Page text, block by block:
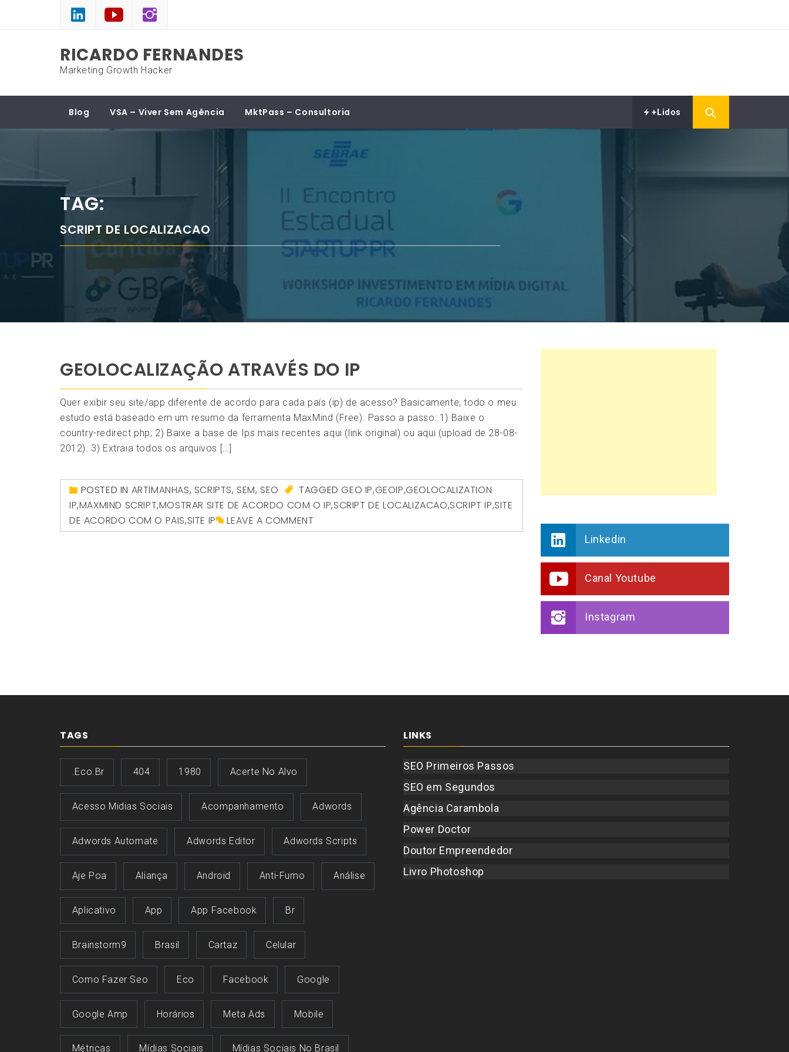
RICARDO FERNANDES
Marketing Growth Hacker
Blog VSA – Viver Sem Agência MktPass – Consultoria +Lidos
TAG:
SCRIPT DE LOCALIZACAO
GEOLOCALIZAÇÃO ATRAVÉS DO IP
Quer exibir seu site/app diferente de acordo para cada país (ip) de acesso? Basicamente, todo o meu
estudo está baseado em um resumo da ferramenta MaxMind (Free). Passo a passo: 1) Baixe o
country-redirect.php; 2) Baixe a base de Ips mais recentes aqui (link original) ou aqui (upload de 28-08-
2012). 3) Extraia todos os arquivos […]
POSTED IN ARTIMANHAS, SCRIPTS, SEM, SEO TAGGEDGEO IP,GEOIP,GEOLOCALIZATION
IP,MAXMIND SCRIPT,MOSTRAR SITE DE ACORDO COM O IP,SCRIPT DE LOCALIZACAO,SCRIPT IP,SITE
DE ACORDO COM O PAIS,SITE IP LEAVE A COMMENT
Linkedin
Canal Youtube
Instagram
TAGS
.eco.br 404 1980 Acerte No Alvo
Acesso Midias Sociais Acompanhamento Adwords
Adwords Automate Adwords Editor Adwords Scripts
Aje Poa Aliança Android Anti-Fumo Análise
Aplicativo App App Facebook Br
Brainstorm9 Brasil Cartaz Celular
Como Fazer Seo Eco Facebook Google
Google Amp Horários Meta Ads Mobile
Métricas Mídias Sociais Mídias Sociais No Brasil
LINKS
SEO Primeiros Passos
SEO em Segundos
Agência Carambola
Power Doctor
Doutor Empreendedor
Livro Photoshop